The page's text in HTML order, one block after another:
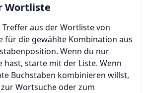
Wortliste
Treffer aus der Wortliste von
für die gewählte Kombination aus
Wenn du nur
hast, starte mit der Liste. Wenn
Buchstaben kombinieren willst,
Wortsuche oder zum